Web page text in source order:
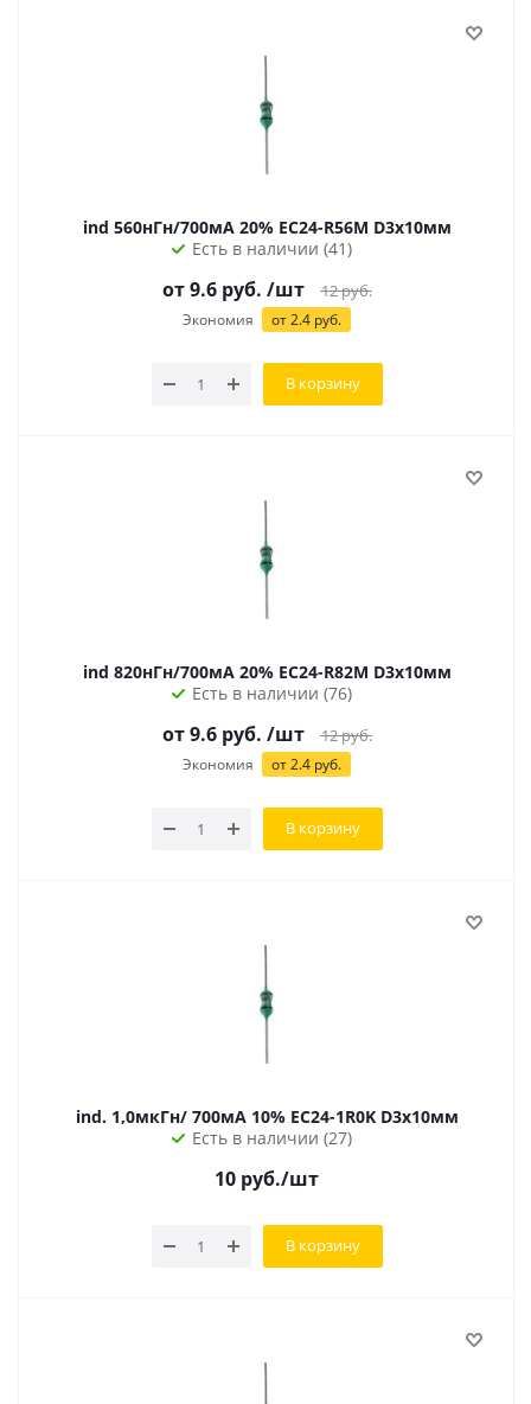
ind 560нГн/700мА 20% EC24-R56M D3х10мм
Есть в наличии (41)
от 9.6 руб. /шт 12руб.
Экономия от 2.4 руб.
В корзину
ind 820нГн/700мА 20% EC24-R82M D3х10мм
Есть в наличии (76)
от 9.6 руб. /шт 12руб.
Экономия от 2.4 руб.
В корзину
ind. 1,0мкГн/ 700мА 10% EC24-1R0K D3х10мм
Есть в наличии (27)
10 руб./шт
В корзину